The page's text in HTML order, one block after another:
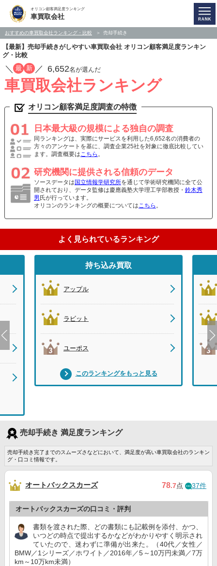
オリコン顧客満足度ランキング
車買取会社
おすすめの車買取会社ランキング・比較 売却手続き
【最新】売却手続きがしやすい車買取会社 オリコン顧客満足度ランキン
グ・比較
／ 最 新 ／ 6,652名が選んだ
車買取会社ランキング
オリコン顧客満足度調査の特徴
日本最大級の規模による独自の調査
同ランキングは、実際にサービスを利用した6,652名の消費者の
方々のアンケートを基に、調査企業25社を対象に徹底比較してい
ます。調査概要はこちら 。
研究機関に提供される信頼のデータ
ソースデータは 国立情報学研究所を通じて学術研究機関に全て公
開されており、データ監修は慶應義塾大学理工学部教授・ 鈴木秀
男 氏が行っています。
オリコンのランキングの概要についてはこちら 。
よく見られているランキング
持ち込み買取
アップル
ラビット
ユーポス
このランキングをもっと見る
売却手続き 満足度ランキング
売却手続き完了までのスムーズさなどにおいて、満足度が高い車買取会社のランキン
グ・口コミ情報です。
オートバックスカーズ 78.7点 37件
オートバックスカーズの口コミ・評判
書類を渡された際、どの書類にも記載例を添付、かつ、
いつどの時点で提出するかなどがわかりやすく明示され
ていたので、迷わずに準備が出来た。（40代／女性／
BMW／1シリーズ／ホワイト／2016年／5～10万円未満／7万
km～10万km未満）